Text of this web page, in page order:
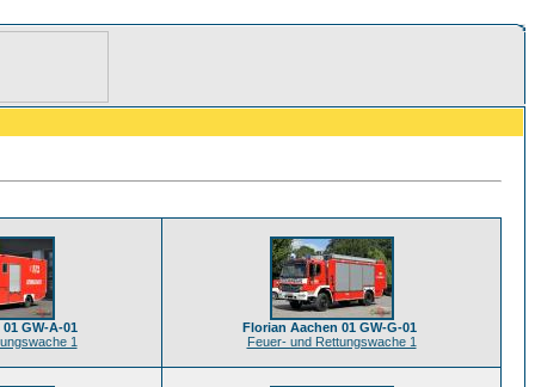
GW-A-01
1
Florian Aachen 01 GW-G-01
Feuer- und Rettungswache 1